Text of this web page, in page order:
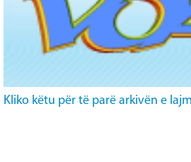
Kliko këtu për të parë arkivën e